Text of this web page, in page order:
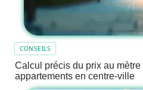
CONSEILS
Calcul précis du prix au
appartements en centre-ville